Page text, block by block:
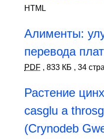
HTML
Алименты:
перевода
PDF , 833 КБ , 34
Растение
casglu a
(Crynodeb